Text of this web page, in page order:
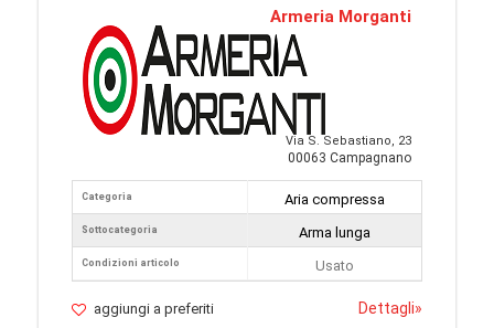
Armeria Morganti
Via S. Sebastiano, 23
00063 Campagnano
Categoria
Sottocategoria
Condizioni articolo
Aria compressa
Arma lunga
Usato
aggiungi a preferiti Dettagli»